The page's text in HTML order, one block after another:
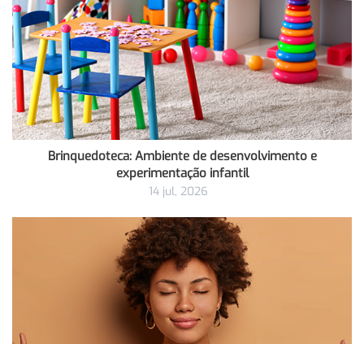
Brinquedoteca: Ambiente de desenvolvimento e
experimentação infantil
14 jul, 2026